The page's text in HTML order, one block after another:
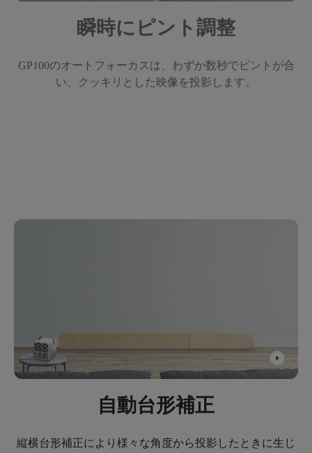
瞬時にピント調整
GP100のオートフォーカスは、わずか数秒でピントが合
い、クッキリとした映像を投影します。
自動台形補正
縦横台形補正により様々な角度から投影したときに生じ